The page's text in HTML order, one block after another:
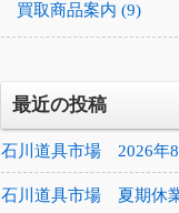
買取商品案内 (9)
最近の投稿
石川道具市場 2026年8
石川道具市場 夏期休